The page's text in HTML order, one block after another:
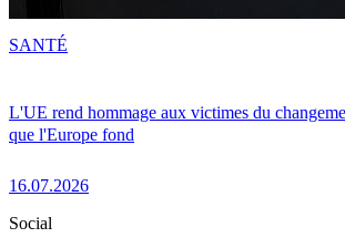
L'UE rend hommage aux victimes du
que l'Europe fond
16.07.2026
SANTÉ
Social